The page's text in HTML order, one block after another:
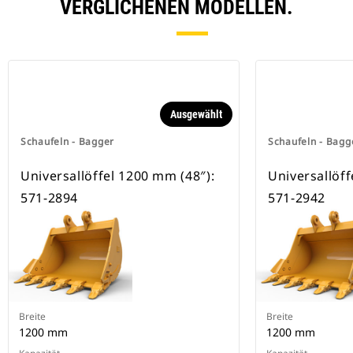
Sicherung der Anbaugeräte.
Spezielle CW-Schnellwechsler sind
erhältlich.
VERGLICHENEN MODELLEN.
Schaufeln - Bagger
Ausgewählt
Universallöffel 1200 mm (48″):
571-2894
Breite
1200 mm
Schaufeln -
571-2942
Breite
1200 mm